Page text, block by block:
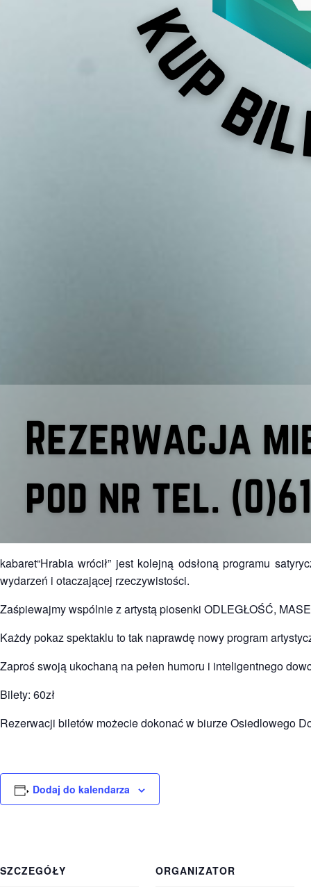
kabaret“Hrabia wrócił” jest kolejną odsłoną programu
wydarzeń i otaczającej rzeczywistości.
Zaśpiewajmy wspólnie z artystą piosenki ODLEGŁOŚĆ,
Każdy pokaz spektaklu to tak naprawdę nowy program
Zaproś swoją ukochaną na pełen humoru i inteligentnego
Bilety: 60zł
Rezerwacji biletów możecie dokonać w biurze Osiedlowego
Dodaj do kalendarza
SZCZEGÓŁY ORGANIZATOR